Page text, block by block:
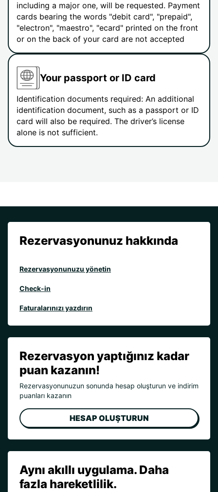
including a major one, will be requested. Payment
cards bearing the words "debit card", "prepaid",
"electron", "maestro", "ecard" printed on the front
or on the back of your card are not accepted
Your passport or ID card
Identification documents required: An additional
identification document, such as a passport or ID
card will also be required. The driver’s license
alone is not sufficient.
Rezervasyonunuz hakkında
Rezervasyonunuzu yönetin
Check-in
Faturalarınızı yazdırın
Rezervasyon yaptığınız kadar
puan kazanın!
Rezervasyonunuzun sonunda hesap oluşturun ve indirim
puanları kazanın
HESAP OLUŞTURUN
Aynı akıllı uygulama. Daha
fazla hareketlilik.